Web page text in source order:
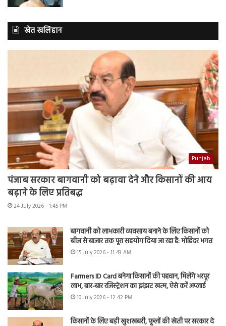
खेत खलिहान
Punjab
पंजाब सरकार बागवानी को बढ़ावा देने और किसानों की आय
बढ़ाने के लिए प्रतिबद्ध
24 July 2026 - 1:45 PM
बागवानी को लाभकारी व्यवसाय बनाने के लिए किसानों को
बीज से बाजार तक पूरा सहयोग दिया जा रहा है: मोहिंदर भगत
15 July 2026 - 11:43 AM
Farmers ID Card बनेगा किसानों की पहचान, मिलेंगे भरपूर
लाभ, बार-बार रजिस्ट्रेशन का झंझट खत्म, ऐसे करें अप्लाई
10 July 2026 - 12:42 PM
किसानों के लिए बड़ी खुशखबरी, फूलों की खेती पर सरकार दे